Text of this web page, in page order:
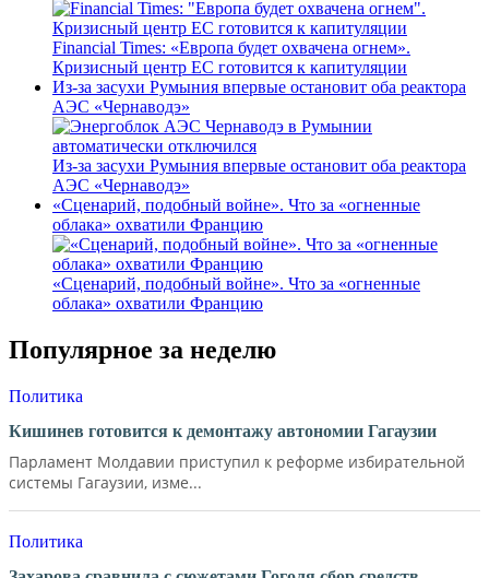
Financial Times: «Европа будет охвачена огнем».
Кризисный центр ЕС готовится к капитуляции
Из-за засухи Румыния впервые остановит оба реактора
АЭС «Чернаводэ»
Из-за засухи Румыния впервые остановит оба реактора
АЭС «Чернаводэ»
«Сценарий, подобный войне». Что за «огненные
облака» охватили Францию
«Сценарий, подобный войне». Что за «огненные
облака» охватили Францию
Популярное за неделю
Политика
Кишинев готовится к демонтажу автономии Гагаузии
Парламент Молдавии приступил к реформе избирательной
системы Гагаузии, изме...
Политика